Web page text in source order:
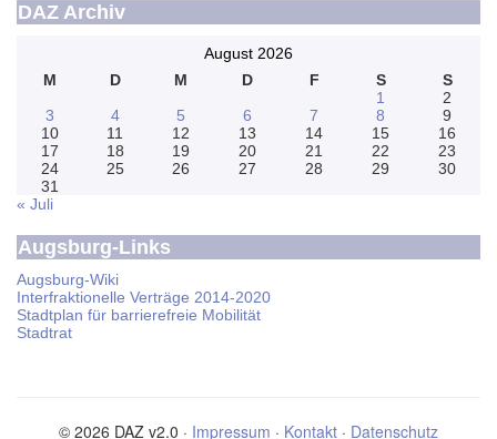
DAZ Archiv
August 2026
M
D M D F S
S
1
2
3
4 5 6 7 8
9
10
11 12 13 14 15
16
17
18 19 20 21 22
23
24
25 26 27 28 29
30
31
« Juli
Augsburg-Links
Augsburg-Wiki
Interfraktionelle Verträge 2014-2020
Stadtplan für barrierefreie Mobilität
Stadtrat
© 2026 DAZ v2.0 · Impressum · Kontakt · Datenschutz